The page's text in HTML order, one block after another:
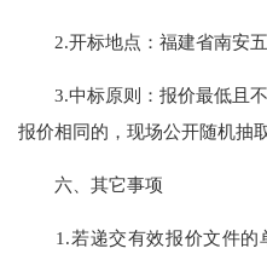
2.开标地点：福建省南安五
3.中标原则：报价最低且不
报价相同的，现场公开随机抽
六、其它事项
1.若递交有效报价文件的